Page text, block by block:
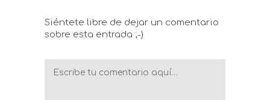
Siéntete libre de dejar un comentario
sobre esta entrada ;-)